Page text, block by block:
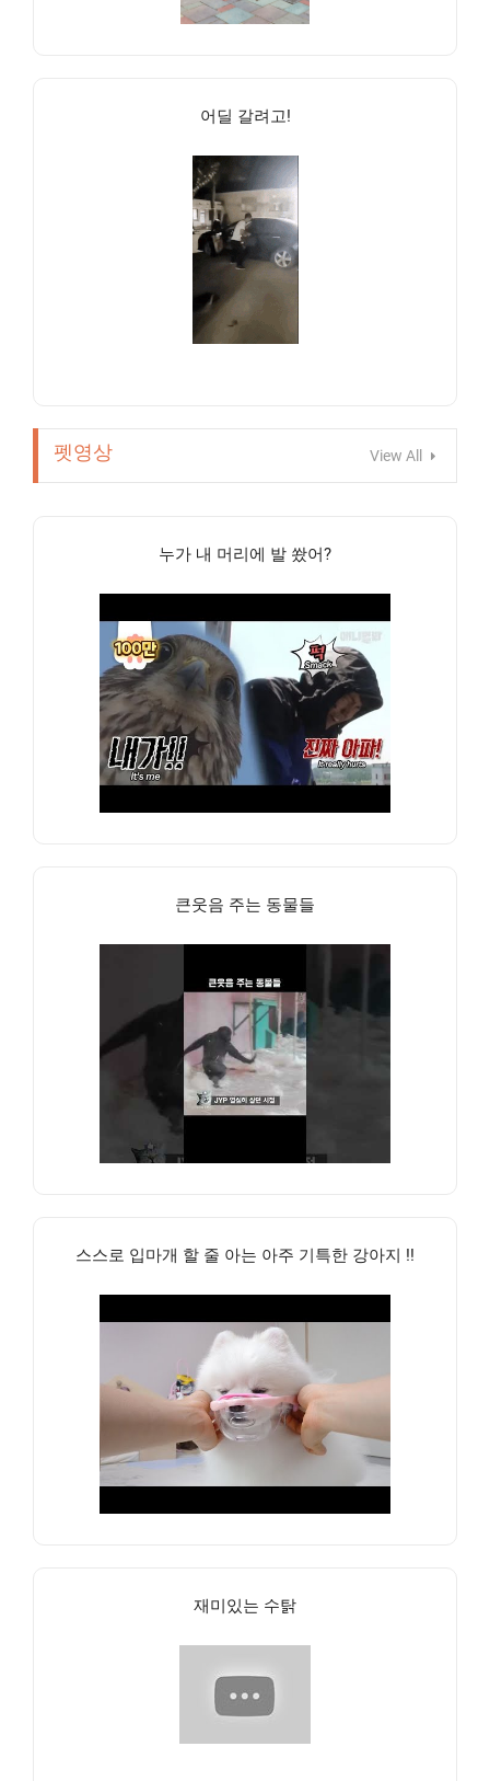
어딜 갈려고!
펫영상 View All
누가 내 머리에 발 쐈어?
큰웃음 주는 동물들
스스로 입마개 할 줄 아는 아주 기특한 강아지 !!
재미있는 수탉